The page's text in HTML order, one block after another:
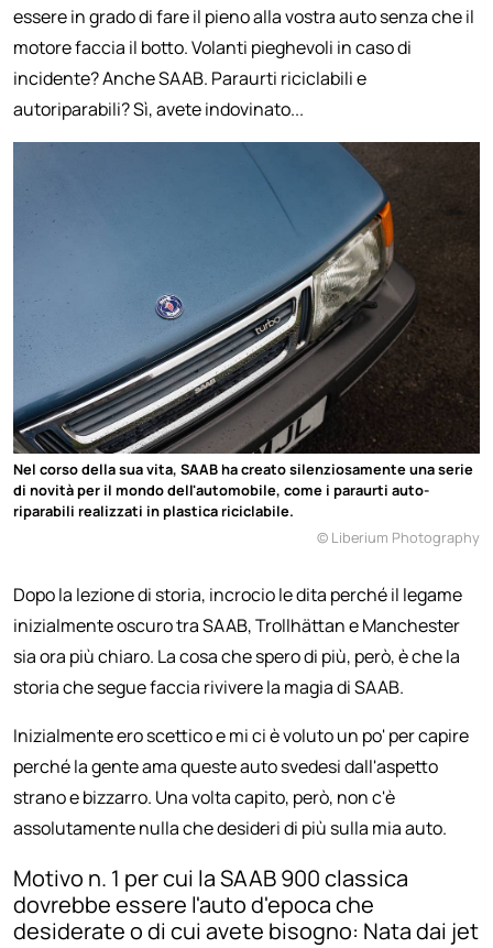
essere in grado di fare il pieno alla vostra auto senza che il
motore faccia il botto. Volanti pieghevoli in caso di
incidente? Anche SAAB. Paraurti riciclabili e
autoriparabili? Sì, avete indovinato...
Nel corso della sua vita, SAAB ha creato silenziosamente una serie
di novità per il mondo dell'automobile, come i paraurti auto-
riparabili realizzati in plastica riciclabile.
© Liberium Photography
Dopo la lezione di storia, incrocio le dita perché il legame
inizialmente oscuro tra SAAB, Trollhättan e Manchester
sia ora più chiaro. La cosa che spero di più, però, è che la
storia che segue faccia rivivere la magia di SAAB.
Inizialmente ero scettico e mi ci è voluto un po' per capire
perché la gente ama queste auto svedesi dall'aspetto
strano e bizzarro. Una volta capito, però, non c'è
assolutamente nulla che desideri di più sulla mia auto.
Motivo n. 1 per cui la SAAB 900 classica
dovrebbe essere l'auto d'epoca che
desiderate o di cui avete bisogno: Nata dai jet